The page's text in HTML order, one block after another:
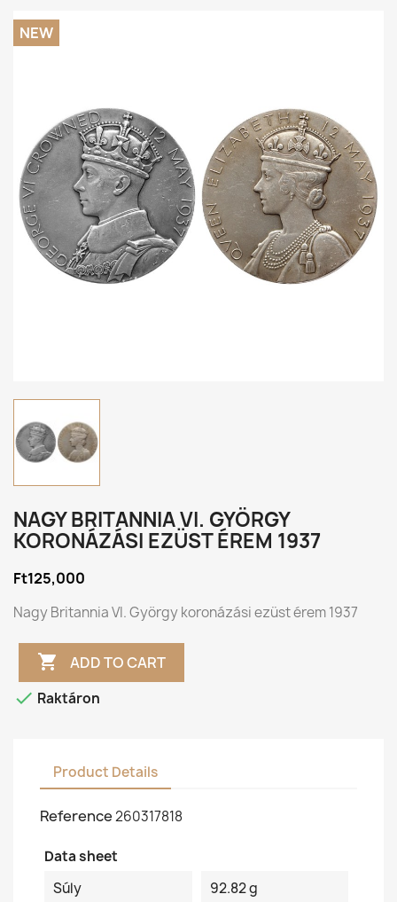
NEW
NAGY BRITANNIA VI. GYÖRGY
KORONÁZÁSI EZÜST ÉREM 1937
Ft125,000
Nagy Britannia VI. György koronázási ezüst érem 1937
 ADD TO CART
 Raktáron
Product Details
Reference260317818
Data sheet
Súly
92.82 g